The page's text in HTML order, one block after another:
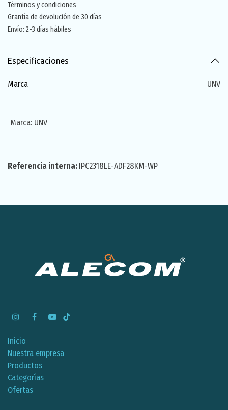
Términos y condiciones
Grantía de devolución de 30 días
Envío: 2-3 días hábiles
Especificaciones
Marca UNV
Marca: UNV
Referencia interna: IPC2318LE-ADF28KM-WP
Inicio
Nuestra empresa
Productos
Categorías
Ofertas